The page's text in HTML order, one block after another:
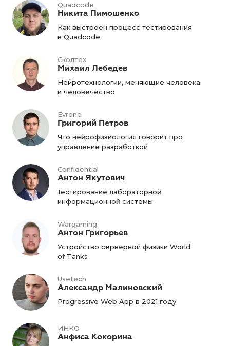
Quadcode
Никита Пимошенко
Как выстроен процесс тестирования
в Quadcode
Сколтех
Михаил Лебедев
Нейротехнологии, меняющие человека
и человечество
Evrone
Григорий Петров
Что нейрофизиология говорит про
управление разработкой
Confidential
Антон Якутович
Тестирование лабораторной
информационной системы
Wargaming
Антон Григорьев
Устройство серверной физики World
of Tanks
Usetech
Александр Малиновский
Progressive Web App в 2021 году
ИНКО
Анфиса Кокорина